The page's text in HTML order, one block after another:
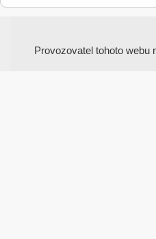
Provozovatel tohoto